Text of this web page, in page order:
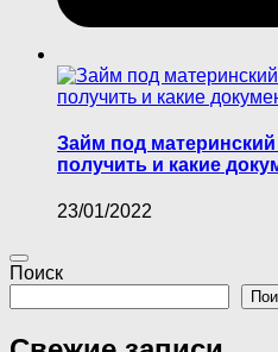
Займ под материнский
получить и какие
23/01/2022
Поиск